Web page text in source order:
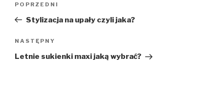
Poprzedni
wpis
POPRZEDNI
Stylizacja na upały czyli jaka?
Następny
wpis
NASTĘPNY
Letnie sukienki maxi jaką wybrać?